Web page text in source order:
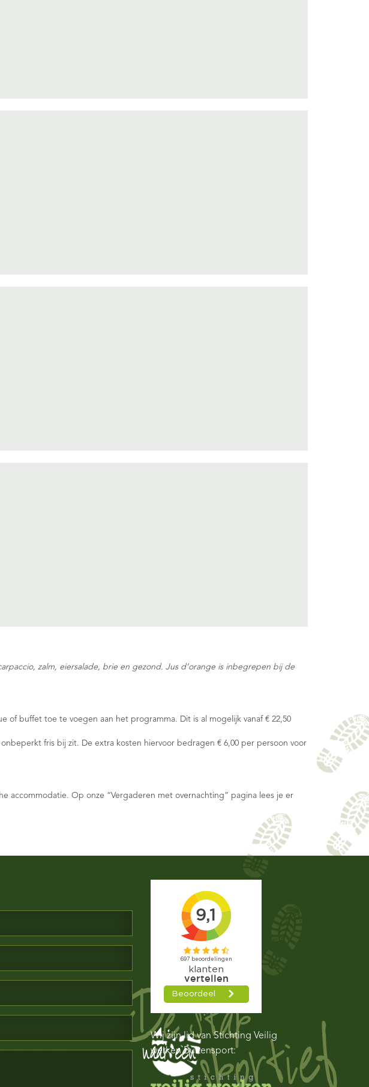
zalm, eiersalade, brie en gezond. Jus d’orange is inbegrepen bij de
buffet toe te voegen aan het programma. Dit is al mogelijk vanaf € 22,50
fris bij zit. De extra kosten hiervoor bedragen € 6,00 per persoon voor
accommodatie. Op onze “Vergaderen met overnachting” pagina lees je er
Wij zijn lid van Stichting Veilig
werken Buitensport: